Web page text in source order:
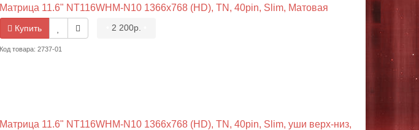
Матрица 11.6" NT116WHM-N10 1366x768 (HD), TN, 40pin, Slim, Матовая
Купить 2 200р.
Код товара: 2737-01
Матрица 11.6" NT116WHM-N10 1366x768 (HD), TN, 40pin, Slim, уши верх-низ,